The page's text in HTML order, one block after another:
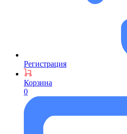
Регистрация
Корзина
0